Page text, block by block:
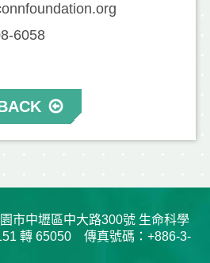
6058
市中壢區中大路300號 生命科學
轉 65050 傳真號碼：+886-3-